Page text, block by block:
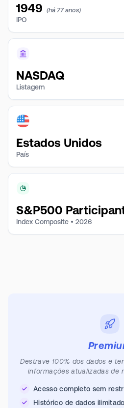
1949 (há 77 anos)
IPO
NASDAQ
Listagem
Estados Unidos
País
S&P500
Index Composite • 2026
Destrave 100% dos dados e
informações atualizadas de
Acesso completo sem
Histórico de dados ilimitado